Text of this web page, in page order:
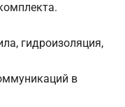
гидроизоляция,
в